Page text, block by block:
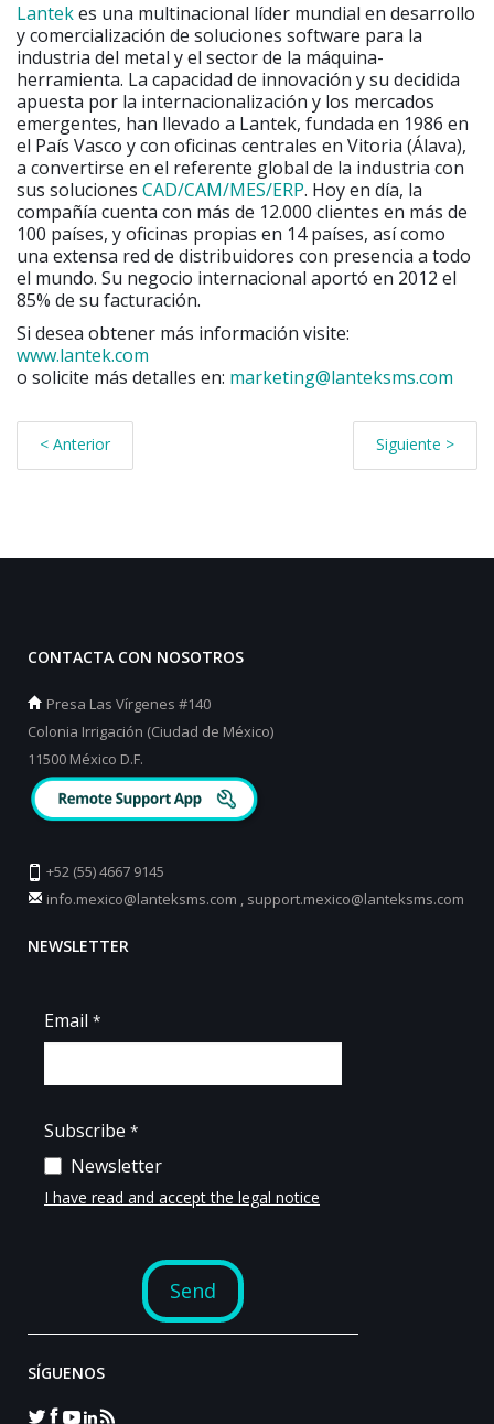
Lantekes una multinacional líder mundial en desarrollo
y comercialización de soluciones software para la
industria del metal y el sector de la máquina-
herramienta. La capacidad de innovación y su decidida
apuesta por la internacionalización y los mercados
emergentes, han llevado a Lantek, fundada en 1986 en
el País Vasco y con oficinas centrales en Vitoria (Álava),
a convertirse en el referente global de la industria con
sus soluciones CAD/CAM/MES/ERP. Hoy en día, la
compañía cuenta con más de 12.000 clientes en más de
100 países, y oficinas propias en 14 países, así como
una extensa red de distribuidores con presencia a todo
el mundo. Su negocio internacional aportó en 2012 el
85% de su facturación.
Si desea obtener más información visite:
www.lantek.com
o solicite más detalles en: marketing@lanteksms.com
< Anterior Siguiente >
CONTACTA CON NOSOTROS
Presa Las Vírgenes #140
Colonia Irrigación (Ciudad de México)
11500 México D.F.
+52 (55) 4667 9145
info.mexico@lanteksms.com
support.mexico@lanteksms.com
NEWSLETTER
SÍGUENOS